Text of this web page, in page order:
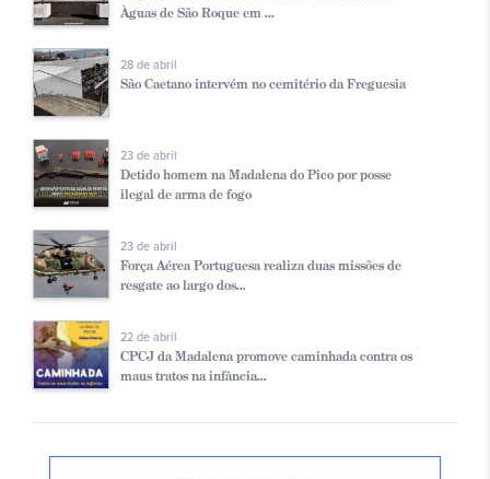
Àguas de São Roque em ...
28 de abril
São Caetano intervém no cemitério da Freguesia
23 de abril
Detido homem na Madalena do Pico por posse
ilegal de arma de fogo
23 de abril
Força Aérea Portuguesa realiza duas missões de
resgate ao largo dos...
22 de abril
CPCJ da Madalena promove caminhada contra os
maus tratos na infância...